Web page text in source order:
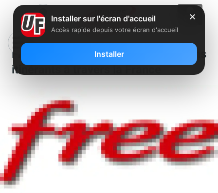
Free recherche plusieurs techniciens
itinérants à travers la France
✕
Installer sur l'écran d'accueil
Accès rapide depuis votre écran d'accueil
Installer